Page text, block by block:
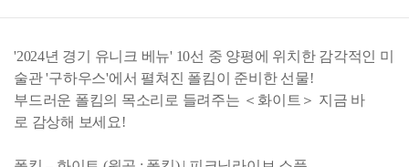
'2024년 경기 유니크 베뉴' 10선 중 양평에 위치한 감각적인 미
술관 '구하우스'에서 펼쳐진 폴킴이 준비한 선물!
부드러운 폴킴의 목소리로 들려주는 ＜화이트＞ 지금 바
로 감상해 보세요!